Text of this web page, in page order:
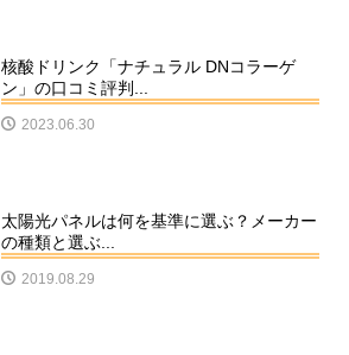
核酸ドリンク「ナチュラル DNコラーゲ
ン」の口コミ評判...
2023.06.30
太陽光パネルは何を基準に選ぶ？メーカー
の種類と選ぶ...
2019.08.29